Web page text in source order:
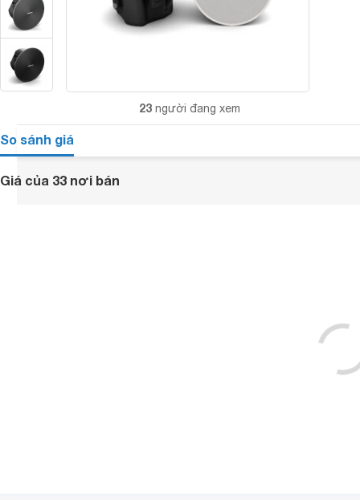
23 người đang xem
So sánh giá
Giá của 33 nơi bán